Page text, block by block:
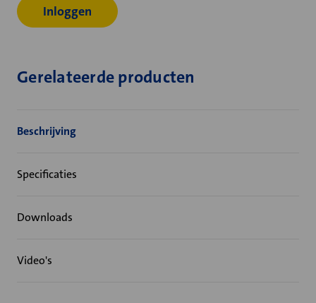
Inloggen
Gerelateerde producten
Beschrijving
Specificaties
Downloads
Video's